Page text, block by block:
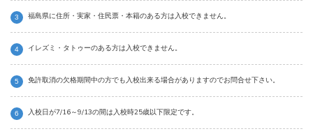
福島県に住所・実家・住民票・本籍のある方は入校できません。
イレズミ・タトゥーのある方は入校できません。
免許取消の欠格期間中の方でも入校出来る場合がありますのでお問合せ下さい。
入校日が7/16～9/13の間は入校時25歳以下限定です。